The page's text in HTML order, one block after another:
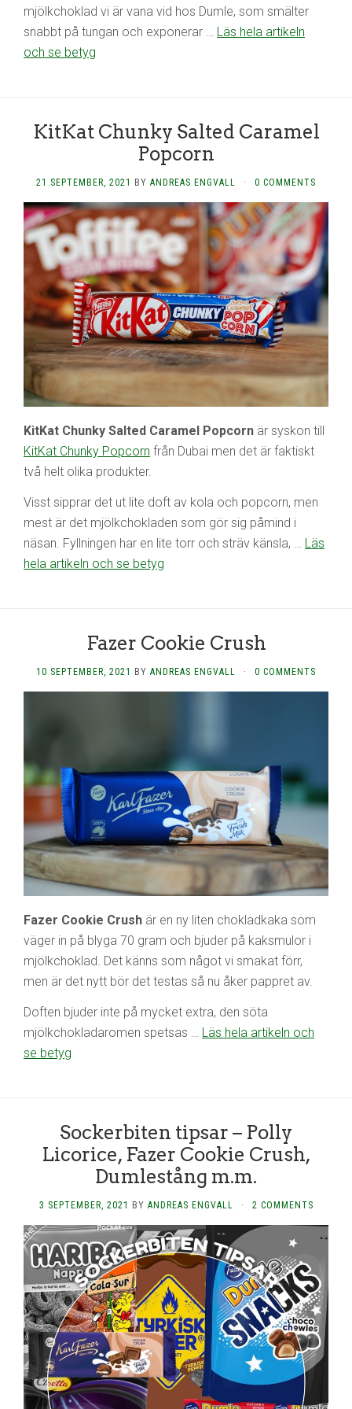
mjölkchoklad vi är vana vid hos Dumle, som smälter
snabbt på tungan och exponerar … Läs hela artikeln
och se betyg
KitKat Chunky Salted Caramel
Popcorn
21 SEPTEMBER, 2021 BY ANDREAS ENGVALL · 0 COMMENTS
KitKat Chunky Salted Caramel Popcorn är syskon till
KitKat Chunky Popcorn från Dubai men det är faktiskt
två helt olika produkter.
Visst sipprar det ut lite doft av kola och popcorn, men
mest är det mjölkchokladen som gör sig påmind i
näsan. Fyllningen har en lite torr och sträv känsla, … Läs
hela artikeln och se betyg
Fazer Cookie Crush
10 SEPTEMBER, 2021 BY ANDREAS ENGVALL · 0 COMMENTS
Fazer Cookie Crush är en ny liten chokladkaka som
väger in på blyga 70 gram och bjuder på kaksmulor i
mjölkchoklad. Det känns som något vi smakat förr,
men är det nytt bör det testas så nu åker pappret av.
Doften bjuder inte på mycket extra, den söta
mjölkchokladaromen spetsas … Läs hela artikeln och
se betyg
Sockerbiten tipsar – Polly
Licorice, Fazer Cookie Crush,
Dumlestång m.m.
3 SEPTEMBER, 2021 BY ANDREAS ENGVALL · 2 COMMENTS